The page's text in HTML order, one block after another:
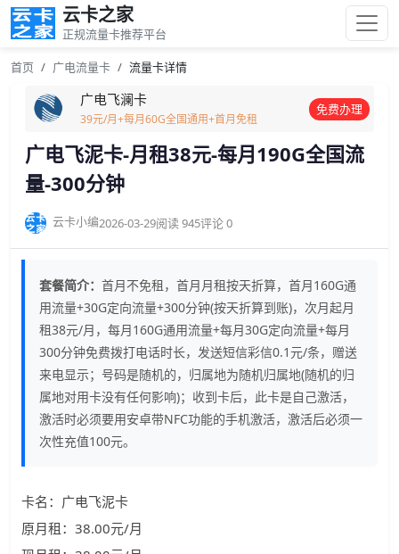
云卡之家
正规流量卡推荐平台
首页 广电流量卡 流量卡详情
广电飞澜卡
39元/月+每月60G全国通用+首月免租
免费办理
广电飞泥卡-月租38元-每月190G全国流
量-300分钟
云卡小编2026-03-29阅读 945评论 0
套餐简介： 首月不免租，首月月租按天折算，首月160G通
用流量+30G定向流量+300分钟(按天折算到账)，次月起月
租38元/月，每月160G通用流量+每月30G定向流量+每月
300分钟免费拨打电话时长，发送短信彩信0.1元/条，赠送
来电显示；号码是随机的，归属地为随机归属地(随机的归
属地对用卡没有任何影响)；收到卡后，此卡是自己激活，
激活时必须要用安卓带NFC功能的手机激活，激活后必须一
次性充值100元。
卡名：广电飞泥卡
原月租：38.00元/月